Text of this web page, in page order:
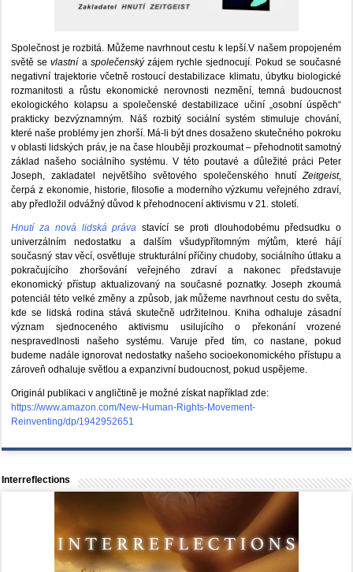
Společnost je rozbitá. Můžeme navrhnout cestu k lepší.V našem propojeném
světě sevlastní a společenskýzájem rychle sjednocují. Pokud se současné
negativní trajektorie včetně rostoucí destabilizace klimatu, úbytku biologické
rozmanitosti a růstu ekonomické nerovnosti nezmění, temná budoucnost
ekologického kolapsu a společenské destabilizace učiní „osobní úspěch“
prakticky bezvýznamným. Náš rozbitý sociální systém stimuluje chování,
které naše problémy jen zhorší. Má-li být dnes dosaženo skutečného pokroku
v oblasti lidských práv, je na čase hlouběji prozkoumat – přehodnotit samotný
základ našeho sociálního systému. V této poutavé a důležité práci Peter
Joseph, zakladatel největšího světového společenského hnutíZeitgeist,
čerpá z ekonomie, historie, filosofie a moderního výzkumu veřejného zdraví,
aby předložil odvážný důvod k přehodnocení aktivismu v 21. století.
Hnutí za nová lidská práva stavící se proti dlouhodobému předsudku o
univerzálním nedostatku a dalším všudypřítomným mýtům, které hájí
současný stav věcí, osvětluje strukturální příčiny chudoby, sociálního útlaku a
pokračujícího zhoršování veřejného zdraví a nakonec představuje
ekonomický přístup aktualizovaný na současné poznatky. Joseph zkoumá
potenciál této velké změny a způsob, jak můžeme navrhnout cestu do světa,
kde se lidská rodina stává skutečně udržitelnou. Kniha odhaluje zásadní
význam sjednoceného aktivismu usilujícího o překonání vrozené
nespravedlnosti našeho systému. Varuje před tím, co nastane, pokud
budeme nadále ignorovat nedostatky našeho socioekonomického přístupu a
zároveň odhaluje světlou a expanzivní budoucnost, pokud uspějeme.
Originál publikaci v angličtině je možné získat například zde:
https://www.amazon.com/New-Human-Rights-Movement-
Reinventing/dp/1942952651
Interreflections